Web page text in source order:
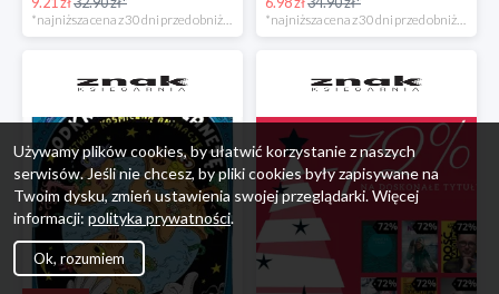
*najniższa cena z 30 dni przed obniżką *najniższa cena z 30 dni przed obniżką
Używamy plików cookies, by ułatwić korzystanie z naszych
serwisów. Jeśli nie chcesz, by pliki cookies były zapisywane na
Twoim dysku, zmień ustawienia swojej przeglądarki. Więcej
informacji: polityka prywatności.
Ok, rozumiem